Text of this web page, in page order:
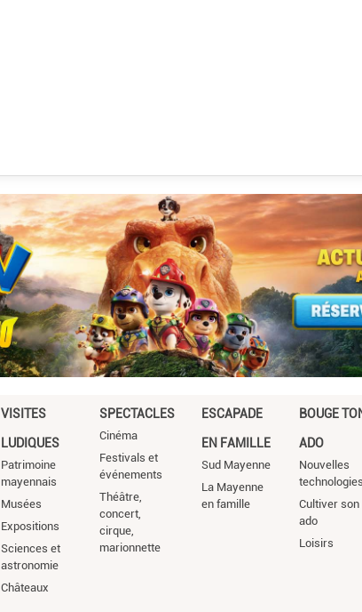
VISITES
LUDIQUES
Patrimoine
mayennais
Musées
Expositions
Sciences et
astronomie
Châteaux
SPECTACLES
Cinéma
Festivals et
événements
Théâtre,
concert,
cirque,
marionnette
ESCAPADE
EN FAMILLE
Sud Mayenne
La Mayenne
en famille
BOUGE
ADO
Nouvelles
technologies
Cultiver son
ado
Loisirs